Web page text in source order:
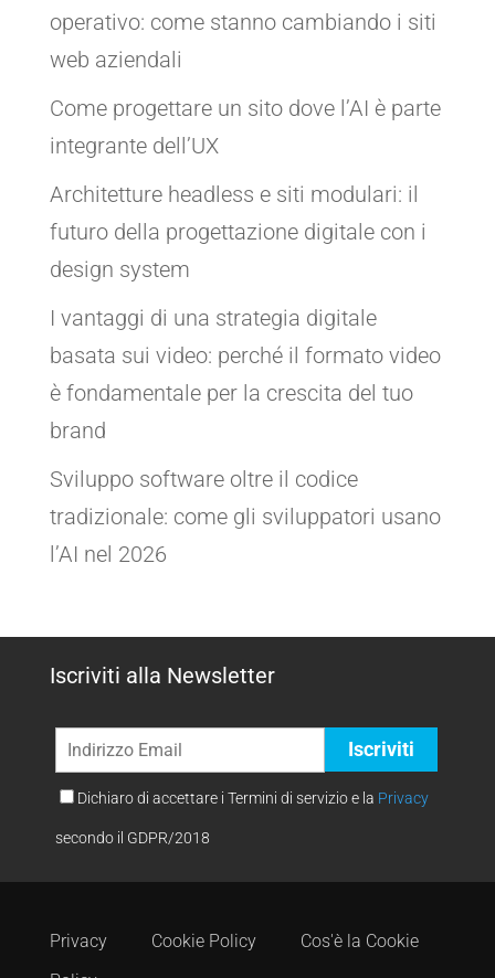
operativo: come stanno cambiando i siti
web aziendali
Come progettare un sito dove l’AI è parte
integrante dell’UX
Architetture headless e siti modulari: il
futuro della progettazione digitale con i
design system
I vantaggi di una strategia digitale
basata sui video: perché il formato video
è fondamentale per la crescita del tuo
brand
Sviluppo software oltre il codice
tradizionale: come gli sviluppatori usano
l’AI nel 2026
Iscriviti alla Newsletter
Dichiaro di accettare i Termini di servizio e la Privacy
secondo il GDPR/2018
Privacy Cookie Policy
Cos'è la Cookie